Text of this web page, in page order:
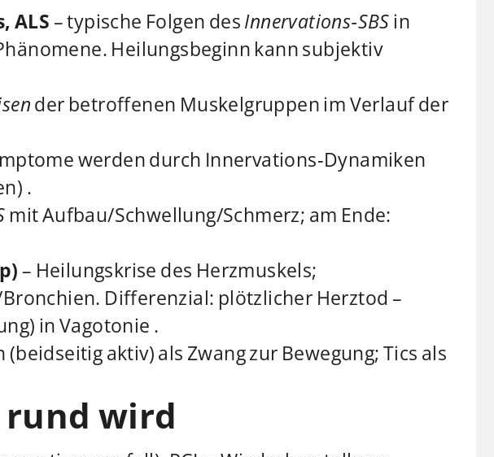
ALS – typische Folgen desInnervations‑SBSin
Heilungsbeginn kann subjektiv
der betroffenen Muskelgruppen im Verlauf der
werden durch Innervations‑Dynamiken
.
mit Aufbau/Schwellung/Schmerz; am Ende:
– Heilungskrise des Herzmuskels;
Differenzial: plötzlicher Herztod –
in Vagotonie .
aktiv) als Zwang zur Bewegung; Tics als
rund wird